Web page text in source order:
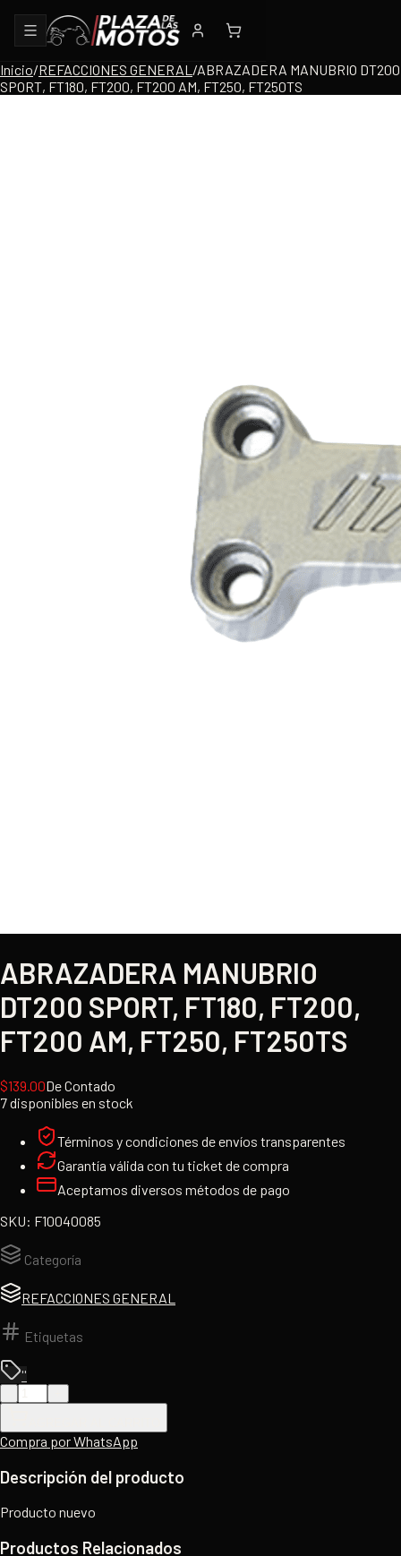
Inicio/REFACCIONES GENERAL /ABRAZADERA MANUBRIO DT200
SPORT, FT180, FT200, FT200 AM, FT250, FT250TS
ABRAZADERA MANUBRIO
DT200 SPORT, FT180, FT200,
FT200 AM, FT250, FT250TS
$139.00De Contado
7 disponibles en stock
Términos y condiciones de envíos transparentes
Garantía válida con tu ticket de compra
Aceptamos diversos métodos de pago
SKU: F10040085
Categoría
REFACCIONES GENERAL
Etiquetas
''
Compra por WhatsApp
Descripción del producto
Producto nuevo
Productos Relacionados